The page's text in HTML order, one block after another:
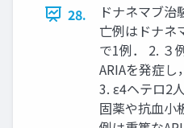
28.
ドナネマブ治
亡例はドナネ
で1例． 2. ３
ARIAを発症し
3. ε4ヘテロ2
固薬や抗血小